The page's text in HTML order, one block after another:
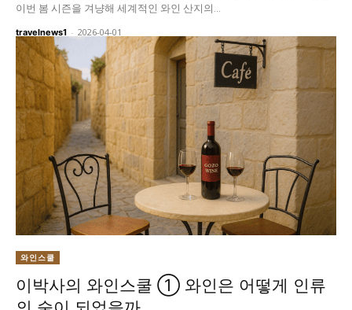
이번 봄 시즌을 겨냥해 세계적인 와인 산지의...
travelnews1 - 2026-04-01
와인스쿨
이박사의 와인스쿨 ① 와인은 어떻게 인류